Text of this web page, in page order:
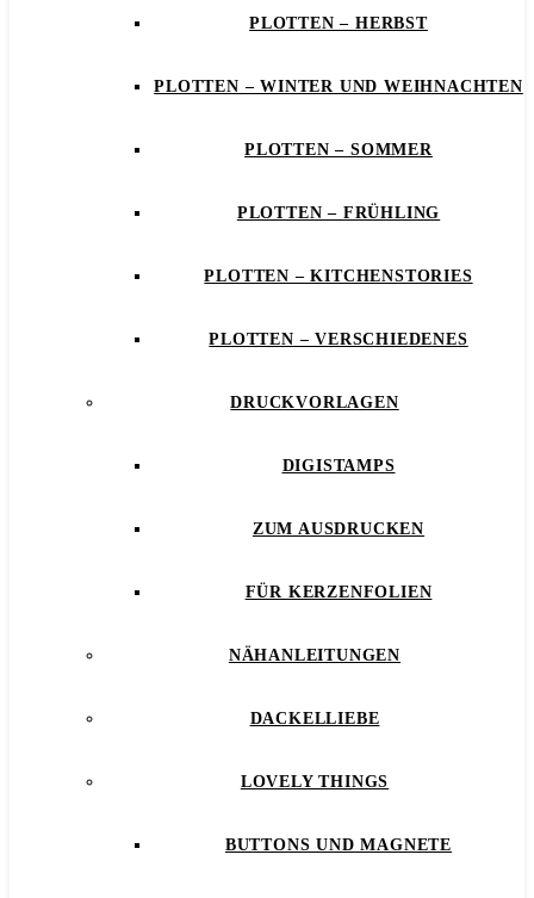
PLOTTEN – HERBST
PLOTTEN – WINTER UND WEIHNACHTEN
PLOTTEN – SOMMER
PLOTTEN – FRÜHLING
PLOTTEN – KITCHENSTORIES
PLOTTEN – VERSCHIEDENES
DRUCKVORLAGEN
DIGISTAMPS
ZUM AUSDRUCKEN
FÜR KERZENFOLIEN
NÄHANLEITUNGEN
DACKELLIEBE
LOVELY THINGS
BUTTONS UND MAGNETE